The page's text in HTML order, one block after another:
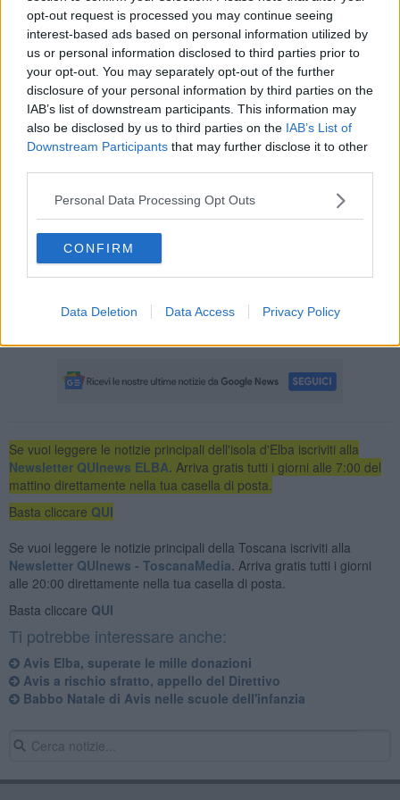
opt-out request is processed you may continue seeing
interest-based ads based on personal information utilized by
us or personal information disclosed to third parties prior to
your opt-out. You may separately opt-out of the further
disclosure of your personal information by third parties on the
IAB’s list of downstream participants. This information may
also be disclosed by us to third parties on the IAB’s List of
Downstream Participants that may further disclose it to other
Personal Data Processing Opt Outs
CONFIRM
Data Deletion Data Access Privacy Policy
"L’incontro ha visto la partecipazione di una rappresentanza del
direttivo e dei volontari, confermando il ruolo centrale
dell’associazione nel tessuto sociale del comune. - prosegue la
nota - Al centro del dibattito, le attività svolte e i traguardi raggiunti,
l’attesa di una nuova sede, per la quale l’Amministrazione
strategica di coinvolgere le nuove generazioni, la cui presenza
attiva tra i soci è stata accolta con particolare entusiasmo".
"Con l'auspicio di poter crescere sempre di più, scegliendo di
impiegare in modo costruttivo il tempo a nostra disposizione il
Consiglio Direttivo ha fissato il prossimo appuntamento, in
quest’anno. Grazie a tutti i soci donatori e collaboratori e a tutti gli
Se vuoi leggere le notizie principali dell'isola d'Elba iscriviti alla
Newsletter QUInews ELBA. Arriva gratis tutti i giorni alle 7:00 del
mattino direttamente nella tua casella di posta.
Basta cliccare QUI
Se vuoi leggere le notizie principali della Toscana iscriviti alla
Newsletter QUInews - ToscanaMedia. Arriva gratis tutti i giorni
alle 20:00 direttamente nella tua casella di posta.
Basta cliccare QUI
Ti potrebbe interessare anche:
Avis Elba, superate le mille donazioni
Avis a rischio sfratto, appello del Direttivo
Babbo Natale di Avis nelle scuole dell'infanzia